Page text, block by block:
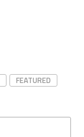
FEATURED